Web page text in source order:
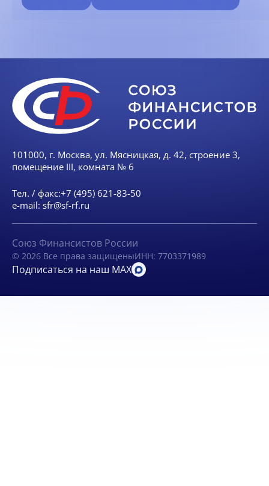
101000, г. Москва, ул. Мясницкая, д. 42, строение 3,
помещение III, комната № 6
Тел. / факс:+7 (495) 621-83-50
e-mail: sfr@sf-rf.ru
Союз Финансистов России
© 2026 Все права защищеныИНН: 7703371989
Подписаться на наш MAX